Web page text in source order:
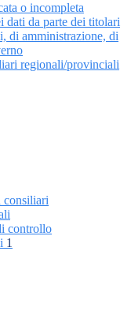
o incompleta
dati da parte dei titolari
di amministrazione, di
regionali/provinciali
consiliari
controllo
1